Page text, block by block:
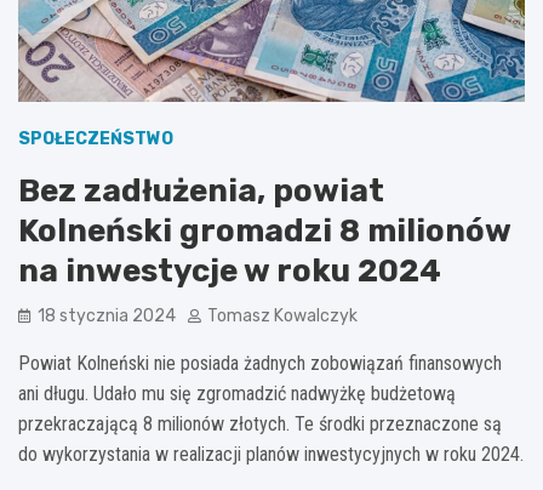
SPOŁECZEŃSTWO
Bez zadłużenia, powiat
Kolneński gromadzi 8 milionów
na inwestycje w roku 2024
18 stycznia 2024 Tomasz Kowalczyk
Powiat Kolneński nie posiada żadnych zobowiązań finansowych
ani długu. Udało mu się zgromadzić nadwyżkę budżetową
przekraczającą 8 milionów złotych. Te środki przeznaczone są
do wykorzystania w realizacji planów inwestycyjnych w roku 2024.